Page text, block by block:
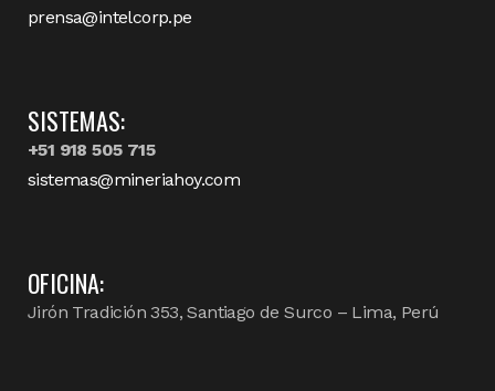
prensa@intelcorp.pe
SISTEMAS:
+51 918 505 715
sistemas@mineriahoy.com
OFICINA:
Jirón Tradición 353, Santiago de Surco – Lima, Perú